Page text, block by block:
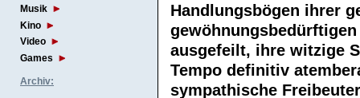
Musik
Kino
Video
Games
Archiv:
Handlungsbögen ihrer
ausgefeilt, ihre witzige
Tempo definitiv
sympathische